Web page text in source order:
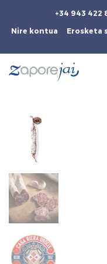
+34 943 422
Nire kontua Erosketa